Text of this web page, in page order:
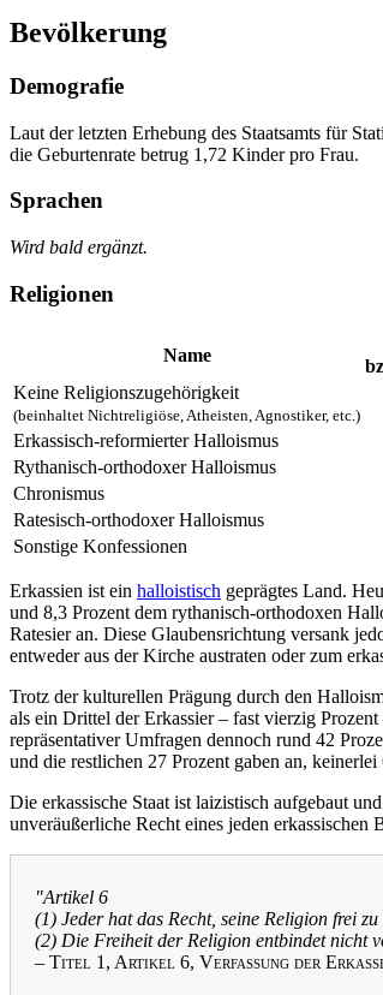
Bevölkerung
Demografie
Laut der letzten Erhebung des Staatsamts für
die Geburtenrate betrug 1,72 Kinder pro Frau.
Sprachen
Wird bald ergänzt.
Religionen
Name
Keine Religionszugehörigkeit
(beinhaltet Nichtreligiöse, Atheisten, Agnostiker, etc.)
Erkassisch-reformierter Halloismus
Rythanisch-orthodoxer Halloismus
Chronismus
Ratesisch-orthodoxer Halloismus
Sonstige Konfessionen
Erkassien ist ein halloistisch geprägtes Land.
und 8,3 Prozent dem rythanisch-orthodoxen
Ratesier an. Diese Glaubensrichtung versank
entweder aus der Kirche austraten oder zum
Trotz der kulturellen Prägung durch den
als ein Drittel der Erkassier – fast vierzig
repräsentativer Umfragen dennoch rund 42
und die restlichen 27 Prozent gaben an,
Die erkassische Staat ist laizistisch aufgebaut
unveräußerliche Recht eines jeden
"Artikel 6
(1) Jeder hat das Recht, seine Religion frei
(2) Die Freiheit der Religion entbindet nicht
– Titel 1, Artikel 6, Verfassung der